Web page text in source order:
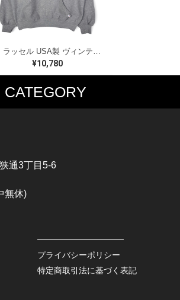
90s ラッセル USA製 ヴィンテージ スウェットパーカー カレッジ 3段プリント グレー RUSSELL メンズXL 古着 CG0473
¥10,780
CATEGORY
T-SHIRTS
CHAMPION
JACKET
DENIM
LEATHER
通3丁目5-6
無休)
プライバシーポリシー
特定商取引法に基づく表記